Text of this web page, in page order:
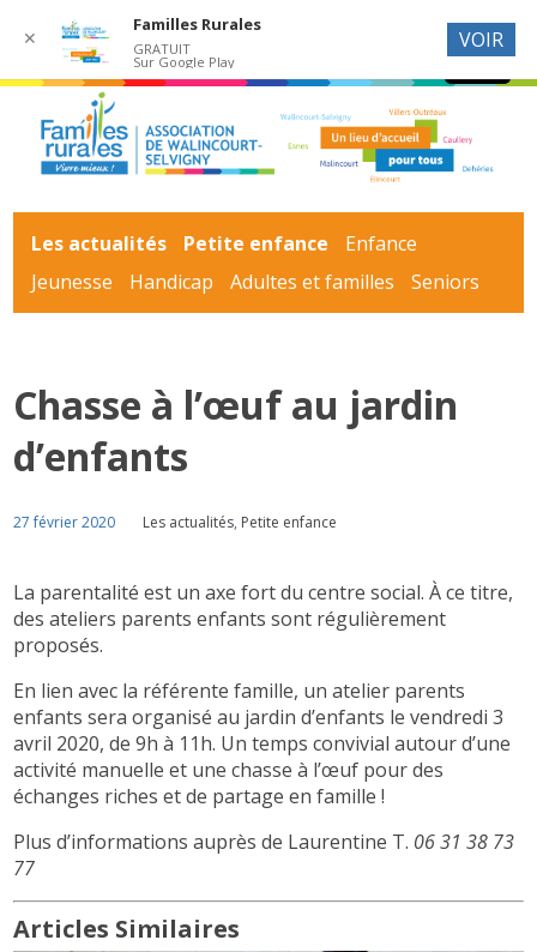
Les actualités Petite enfance
Enfance
Jeunesse
Handicap Adultes et familles Seniors
Chasse à l’œuf au jardin
d’enfants
27 février 2020 Les actualités, Petite enfance
La parentalité est un axe fort du centre social. À ce titre,
des ateliers parents enfants sont régulièrement
proposés.
En lien avec la référente famille, un atelier parents
enfants sera organisé au jardin d’enfants le vendredi 3
avril 2020, de 9h à 11h. Un temps convivial autour d’une
activité manuelle et une chasse à l’œuf pour des
échanges riches et de partage en famille !
Plus d’informations auprès de Laurentine T. 06 31 38 73
77
Articles Similaires
✕
Familles Rurales
GRATUIT
Sur Google Play
VOIR